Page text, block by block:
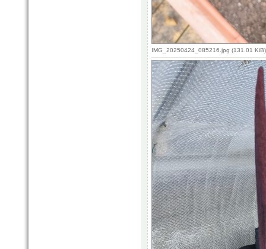
IMG_20250424_085216.jpg (131.01